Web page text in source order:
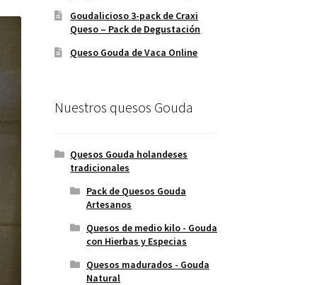
Goudalicioso 3-pack de Craxi
Queso – Pack de Degustación
Queso Gouda de Vaca Online
Nuestros quesos Gouda
Quesos Gouda holandeses
tradicionales
Pack de Quesos Gouda
Artesanos
Quesos de medio kilo - Gouda
con Hierbas y Especias
Quesos madurados - Gouda
Natural